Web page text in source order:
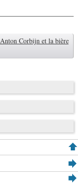
Anton Corbijn et la bière